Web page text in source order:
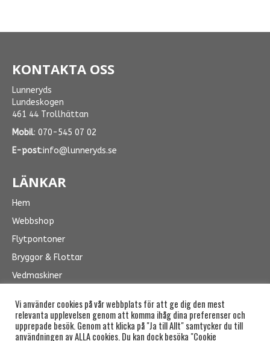
KONTAKTA OSS
Lunneryds
Lundeskogen
461 44 Trollhättan
Mobil: 070-545 07 02
E-post:info@lunneryds.se
LÄNKAR
Hem
Webbshop
Flytpontoner
Bryggor & Flottar
Vedmaskiner
Vi använder cookies på vår webbplats för att ge dig den mest
relevanta upplevelsen genom att komma ihåg dina preferenser och
upprepade besök. Genom att klicka på "Ja till Allt" samtycker du till
användningen av ALLA cookies. Du kan dock besöka "Cookie